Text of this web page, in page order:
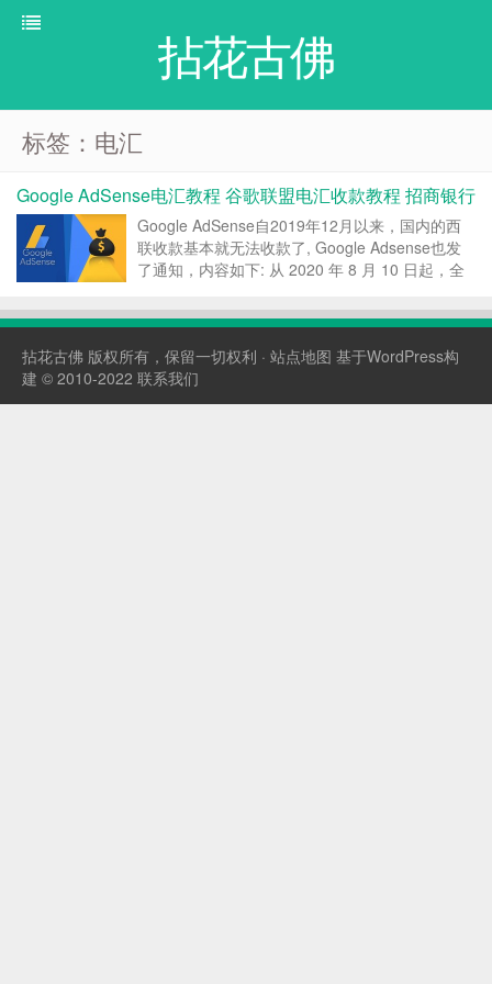
拈花古佛
标签：电汇
Google AdSense电汇教程 谷歌联盟电汇收款教程 招商银行
Google AdSense自2019年12月以来，国内的西
联收款基本就无法收款了, Google Adsense也发
了通知，内容如下: 从 2020 年 8 月 10 日起，全
汇款 （Western Union） 作为...
拈花古佛 版权所有，保留一切权利 · 站点地图 基于WordPress构
建 © 2010-2022 联系我们